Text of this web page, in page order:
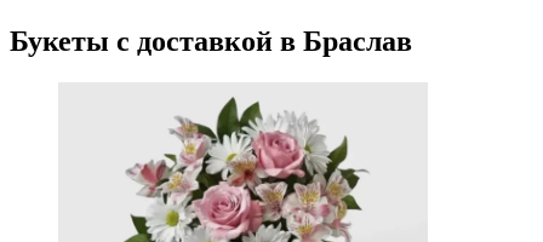
Букеты с доставкой в Браслав